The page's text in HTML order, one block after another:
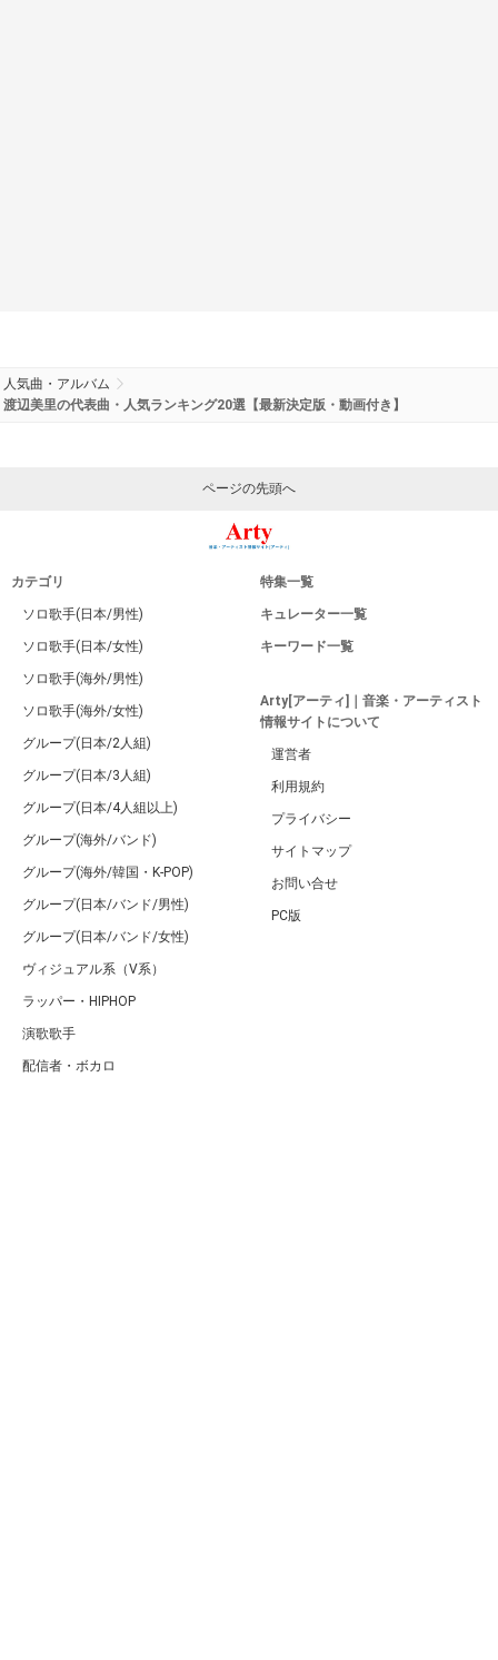
人気曲・アルバム
渡辺美里の代表曲・人気ランキング20選【最新決定版・動画付き】
ページの先頭へ
カテゴリ
ソロ歌手(日本/男性)
ソロ歌手(日本/女性)
ソロ歌手(海外/男性)
ソロ歌手(海外/女性)
グループ(日本/2人組)
グループ(日本/3人組)
グループ(日本/4人組以上)
グループ(海外/バンド)
グループ(海外/韓国・K-POP)
グループ(日本/バンド/男性)
グループ(日本/バンド/女性)
ヴィジュアル系（V系）
ラッパー・HIPHOP
演歌歌手
配信者・ボカロ
特集一覧
キュレーター一覧
キーワード一覧
Arty[アーティ]｜音楽・アーティスト
情報サイトについて
運営者
利用規約
プライバシー
サイトマップ
お問い合せ
PC版